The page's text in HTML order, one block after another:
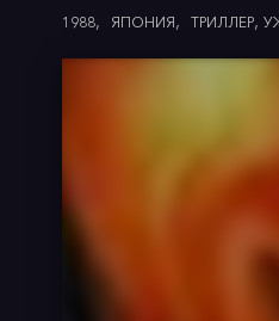
1988 ЯПОНИЯ ТРИЛЛЕР